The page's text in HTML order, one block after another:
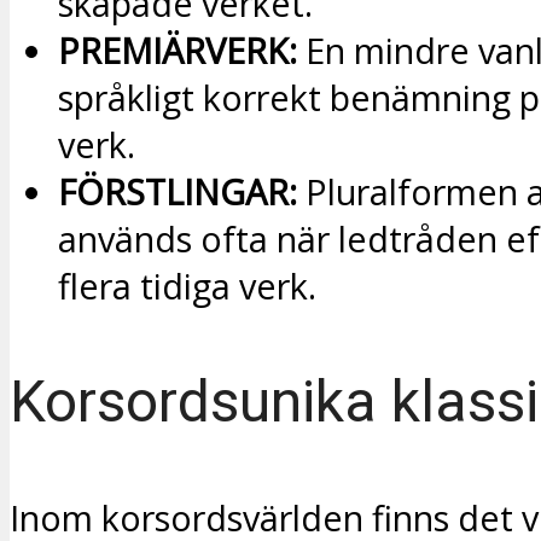
PREMIÄRVERK: En mindre
språkligt korrekt benämning
verk.
FÖRSTLINGAR: Pluralformen
används ofta när ledtråden
flera tidiga verk.
Korsordsunika
Inom korsordsvärlden finns det